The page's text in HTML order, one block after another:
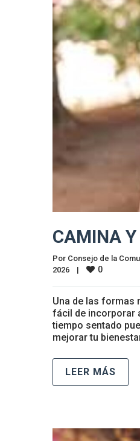
CAMINA
Por Consejo de la
2026 | 0
Una de las formas
fácil de incorporar
tiempo sentado
mejorar tu
LEER MÁS